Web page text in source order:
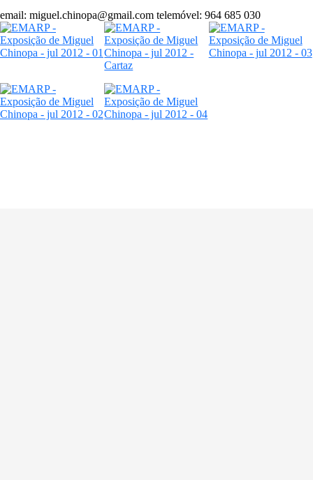
email: miguel.chinopa@gmail.com telemóvel: 964 685 030